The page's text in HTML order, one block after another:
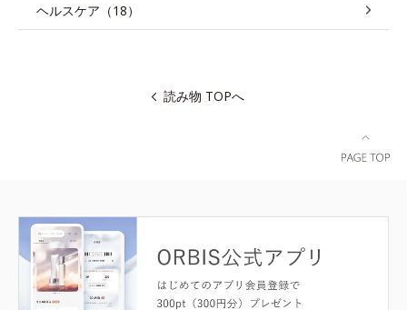
ヘルスケア（18）
読み物 TOPへ